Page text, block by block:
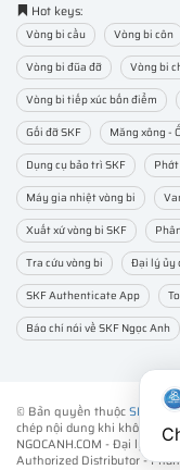
Hot keys:
Vòng bi cầu Vòng bi côn
Vòng bi đũa đỡ
Vòng bi
Vòng bi tiếp xúc bốn điểm
Gối đỡ SKF
Măng xông -
Dụng cụ bảo trì SKF
Máy gia nhiệt vòng bi
Xuất xứ vòng bi SKF
Tra cứu vòng bi
Đại lý ủy
SKF Authenticate App
Báo chí nói về SKF Ngọc Anh
© Bản quyền thuộcSKF
chép nội dung khi không
NGOCANH.COM - Đại lý ủy
Authorized Distributor-